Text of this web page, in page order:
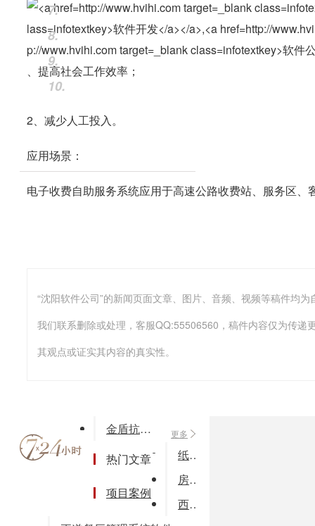
、提高社会工作效率；
2、减少人工投入。
应用场景：
电子收费自助服务系统应用于高速公路收费站、服务区
我们联系删除或处理，客服QQ:55506560，稿件内容仅为传递
其观点或证实其内容的真实性。
更多
热门文章
7.
8.
9.
10.
项目案例
金盾抗拒绝服务系统应用于某电力公司
纸箱行业管理软件
房产交易系统
西安德龙信息绩效考核管理系统